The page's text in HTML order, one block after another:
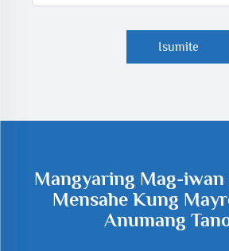
Isumite
Mangyaring Mag-iwan
Mensahe Kung
Anumang